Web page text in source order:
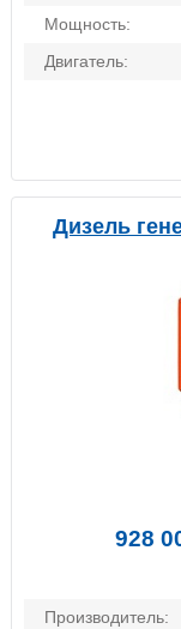
Мощность:
Двигатель:
Дизель
Производитель:
928